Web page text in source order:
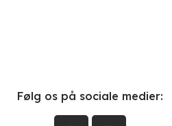
Følg os på sociale medier: